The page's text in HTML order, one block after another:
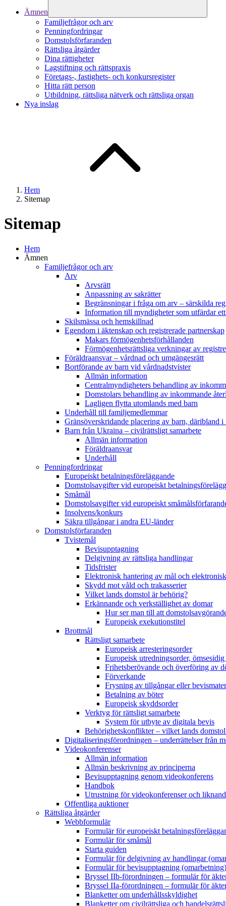
Ämnen
Familjefrågor och arv
Penningfordringar
Domstolsförfaranden
Rättsliga åtgärder
Dina rättigheter
Lagstiftning och rättspraxis
Företags-, fastighets- och konkursregister
Hitta rätt person
Utbildning, rättsliga nätverk och rättsliga organ
Nya inslag
Hem
Sitemap
Sitemap
Hem
Ämnen
Familjefrågor och arv
Arv
Arvsrätt
Anpassning av sakrätter
Begränsningar i fråga om arv – särskilda
Information till myndigheter som utfärdar
Skilsmässa och hemskillnad
Egendom i äktenskap och registrerade partnerskap
Makars förmögenhetsförhållanden
Förmögenhetsrättsliga verkningar av
Föräldraansvar – vårdnad och umgängesrätt
Bortförande av barn vid vårdnadstvister
Allmän information
Centralmyndigheters behandling av
Domstolars behandling av inkommande
Lagligen flytta utomlands med barn
Underhåll till familjemedlemmar
Gränsöverskridande placering av barn, däribland
Barn från Ukraina – civilrättsligt samarbete
Allmän information
Föräldraansvar
Underhåll
Penningfordringar
Europeiskt betalningsföreläggande
Domstolsavgifter vid europeiskt
Småmål
Domstolsavgifter vid europeiskt
Insolvens/konkurs
Säkra tillgångar i andra EU-länder
Domstolsförfaranden
Tvistemål
Bevisupptagning
Delgivning av rättsliga handlingar
Tidsfrister
Elektronisk hantering av mål och
Skydd mot våld och trakasserier
Vilket lands domstol är behörig?
Erkännande och verkställighet av domar
Hur ser man till att
Europeisk exekutionstitel
Brottmål
Rättsligt samarbete
Europeisk arresteringsorder
Europeisk utredningsorder,
Frihetsberövande och överföring av
Förverkande
Frysning av tillgångar eller
Betalning av böter
Europeisk skyddsorder
Verktyg för rättsligt samarbete
System för utbyte av digitala bevis
Behörighetskonflikter – vilket lands
Digitaliseringsförordningen – underrättelser från
Videokonferenser
Allmän information
Allmän beskrivning av principerna
Bevisupptagning genom videokonferens
Handbok
Utrustning för videokonferenser och
Offentliga auktioner
Rättsliga åtgärder
Webbformulär
Formulär för europeiskt
Formulär för småmål
Starta guiden
Formulär för delgivning av handlingar
Formulär för bevisupptagning (omarbetning)
Bryssel IIb-förordningen – formulär för
Bryssel IIa-förordningen – formulär för
Blanketter om underhållsskyldighet
Blanketter om civilrättsliga och